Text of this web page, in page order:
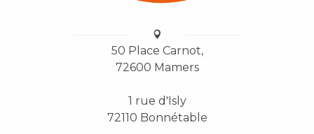
50 Place Carnot,
72600 Mamers
1 rue d'Isly
72110 Bonnétable